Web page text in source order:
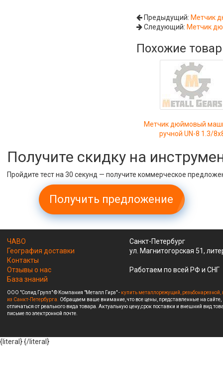
Предыдущий: Метчик
Следующий: Метчик
Похожие
Метчик дюймовый
ручной UN-8 1.3/
Получите скидку на
Пройдите тест на 30 секунд — получите коммерческое
Получить предложение
ЧАВО
География доставки
Контакты
Отзывы о нас
База знаний
Санкт-Петербург
ул. Магнитогорская 51,
Работаем по всей РФ и СНГ
ООО "Солид Групп" © Компания "Металл Гирз" - купить металлорежущий,
из Санкт-Петербурга. Обращаем ваше внимание, что все цены, представленные на
отличаться от реального вида товара. Актуальную цену,срок поставки и внешний вид
письме по электронной почте.
{literal}{/literal}